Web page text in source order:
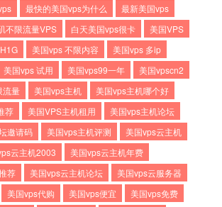
最快的美国vps为什么
最新美国vps
不限流量VPS 白天美国vps很卡
美国VPS
美国vps 不限内容
美国vps 多ip
美国vps 试用 美国vps99一年
美国vpscn2
流量
美国vps主机
美国vps主机哪个好
荐
美国VPS主机租用
美国vps主机论坛
邀请码
美国vps主机评测
美国vps云主机
云主机2003
美国vps云主机年费
荐
美国vps云主机论坛
美国vps云服务器
美国vps代购 美国vps便宜 美国vps免费